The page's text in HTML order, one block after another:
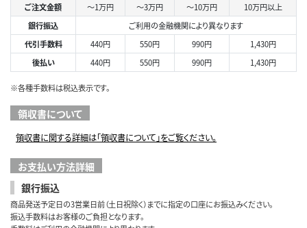
ご注文金額 ～1万円 ～3万円 ～10万円
10万円以上
銀行振込
ご利用の金融機関により異なります
代引手数料
440円 550円 990円
1,430円
後払い
440円 550円 990円 1,430円
※各種手数料は税込表示です。
領収書について
領収書に関する詳細は「領収書について」をご覧ください。
お支払い方法詳細
銀行振込
商品発送予定日の3営業日前（土日祝除く）までに指定の口座にお振込みください。
振込手数料はお客様のご負担となります。